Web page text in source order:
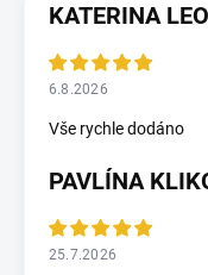
KATERINA
6.8.2026
Vše rychle dodáno
PAVLÍNA
25.7.2026